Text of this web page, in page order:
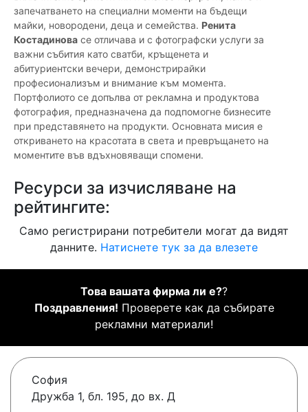
запечатването на специални моменти на бъдещи
майки, новородени, деца и семейства. Ренита
Костадинова се отличава и с фотографски услуги за
важни събития като сватби, кръщенета и
абитуриентски вечери, демонстрирайки
професионализъм и внимание към момента.
Портфолиото се допълва от рекламна и продуктова
фотография, предназначена да подпомогне бизнесите
при представянето на продукти. Основната мисия е
откриването на красотата в света и превръщането на
моментите във вдъхновяващи спомени.
Ресурси за изчисляване на
рейтингите:
Само регистрирани потребители могат да видят
данните. Натиснете тук за да влезете
Това вашата фирма ли е??
Поздравления! Проверете как да събирате
рекламни материали!
София
Дружба 1, бл. 195, до вх. Д